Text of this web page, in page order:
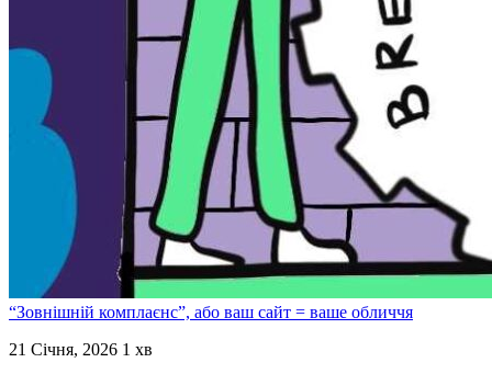
“Зовнішній комплаєнс”, або ваш сайт = ваше обличчя
21 Січня, 2026 1 хв